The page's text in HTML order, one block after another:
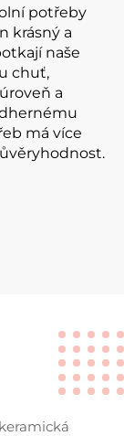
potřeby
krásný a
naše
chuť,
a
má více